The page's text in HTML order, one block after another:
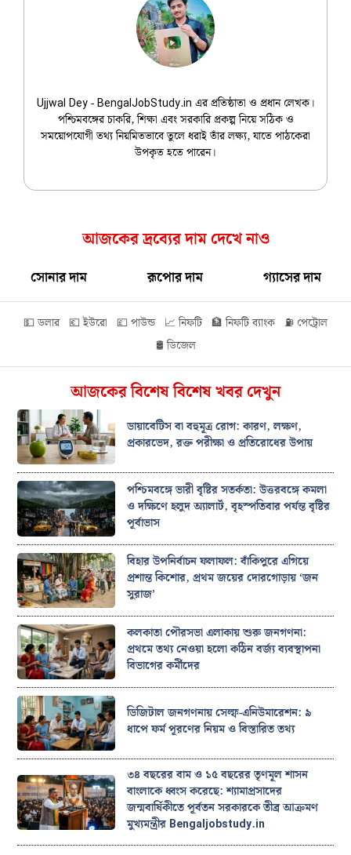
Ujjwal Dey - BengalJobStudy.in এর প্রতিষ্ঠাতা ও প্রধান লেখক।
পশ্চিমবঙ্গের চাকরি, শিক্ষা এবং সরকারি প্রকল্প নিয়ে সঠিক ও
সময়োপযোগী তথ্য নিয়মিতভাবে তুলে ধরাই তাঁর লক্ষ্য, যাতে পাঠকেরা
উপকৃত হতে পারেন।
আজকের দ্রব্যের দাম দেখে নাও
সোনার দাম রূপোর দাম গ্যাসের দাম
💵 ডলার 💶 ইউরো 💷 পাউন্ড 📈 নিফটি 🏦 নিফটি ব্যাংক ⛽ পেট্রোল
🛢️ ডিজেল
আজকের বিশেষ বিশেষ খবর দেখুন
ডায়াবেটিস বা বহুমূত্র রোগ: কারণ, লক্ষণ,
প্রকারভেদ, রক্ত পরীক্ষা ও প্রতিরোধের উপায়
পশ্চিমবঙ্গে ভারী বৃষ্টির সতর্কতা: উত্তরবঙ্গে কমলা
ও দক্ষিণে হলুদ অ্যালার্ট, বৃহস্পতিবার পর্যন্ত বৃষ্টির
পূর্বাভাস
বিহার উপনির্বাচন ফলাফল: বাঁকিপুরে এগিয়ে
প্রশান্ত কিশোর, প্রথম জয়ের দোরগোড়ায় ‘জন
সুরাজ’
কলকাতা পৌরসভা এলাকায় শুরু জনগণনা:
প্রথমে তথ্য নেওয়া হলো কঠিন বর্জ্য ব্যবস্থাপনা
বিভাগের কর্মীদের
ডিজিটাল জনগণনায় সেল্ফ-এনিউমারেশন: ৯
ধাপে ফর্ম পূরণের নিয়ম ও বিস্তারিত তথ্য
৩৪ বছরের বাম ও ১৫ বছরের তৃণমূল শাসন
বাংলাকে ধ্বংস করেছে: শ্যামাপ্রসাদের
জন্মবার্ষিকীতে পূর্বতন সরকারকে তীব্র আক্রমণ
মুখ্যমন্ত্রীর Bengaljobstudy.in